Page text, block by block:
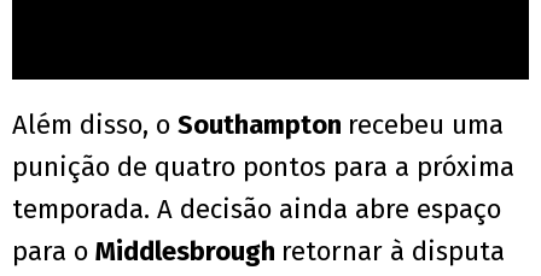
Além disso, o Southampton recebeu uma
punição de quatro pontos para a próxima
temporada. A decisão ainda abre espaço
para o Middlesbrough retornar à disputa